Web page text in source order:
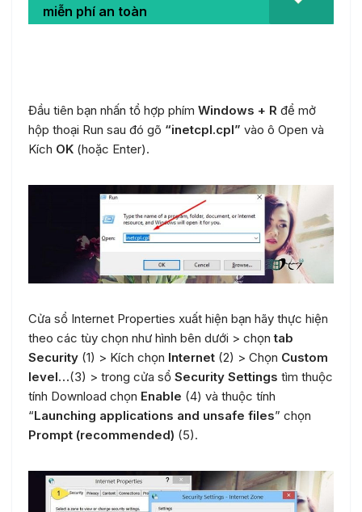
miễn phí an toàn
Đầu tiên bạn nhấn tổ hợp phím Windows + R để mở
hộp thoại Run sau đó gõ “inetcpl.cpl” vào ô Open và
Kích OK (hoặc Enter).
Cửa sổ Internet Properties xuất hiện bạn hãy thực hiện
theo các tùy chọn như hình bên dưới > chọntab
Security (1) > Kích chọn Internet (2) > Chọn Custom
level…(3) > trong cửa sổ Security Settings tìm thuộc
tính Download chọn Enable (4) và thuộc tính
“Launching applications and unsafe files” chọn
Prompt (recommended) (5).